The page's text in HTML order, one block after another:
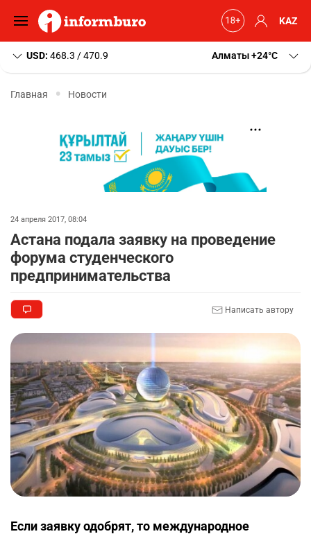
KAZ
USD: 468.3 / 470.9 Алматы+24 C
Главная Новости
24 апреля 2017, 08:04
Астана подала заявку на проведение
форума студенческого
предпринимательства
Написать автору
Если заявку одобрят, то международное